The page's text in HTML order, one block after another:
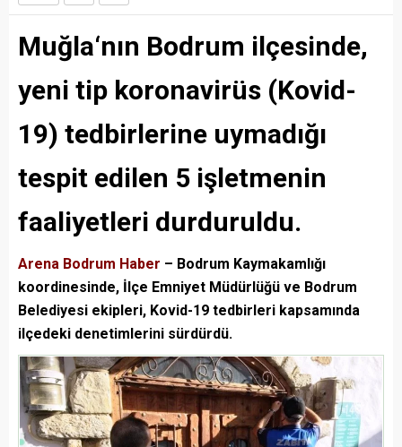
Muğla‘nın Bodrum ilçesinde,
yeni tip koronavirüs (Kovid-
19) tedbirlerine uymadığı
tespit edilen 5 işletmenin
faaliyetleri durduruldu.
Arena Bodrum Haber – Bodrum Kaymakamlığı
koordinesinde, İlçe Emniyet Müdürlüğü ve Bodrum
Belediyesi ekipleri, Kovid-19 tedbirleri kapsamında
ilçedeki denetimlerini sürdürdü.